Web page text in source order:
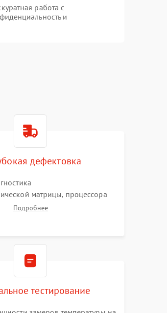
работа с
и
дефектовка
матрицы, процессора
и цепей питания.
Подробнее
тестирование